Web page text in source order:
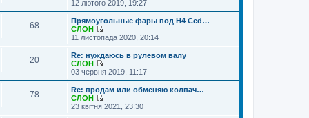
і
д
о
л
е
н
н
я
є
п
о
д
о
л
е
н
н
я
т
а
н
є
п
о
і
д
о
л
е
т
о
т
а
н
є
п
о
і
д
л
н
т
о
т
а
н
є
п
е
р
е
г
л
н
т
о
т
12 лютого 2019, 19:27
68
Прямоугольные фары под Н4 Ced…
СЛОН
П
е
р
е
г
л
н
у
т
11 листопада 2020, 20:14
20
Re: нуждаюсь в рулевом валу
СЛОН
П
е
р
е
г
л
03 червня 2019, 11:17
78
Re: продам или обменяю колпач…
СЛОН
П
е
23 квітня 2021, 23:30